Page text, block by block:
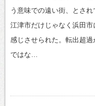
う意味での遠い街、とさ
江津市だけじゃなく浜田
感じさせられた。転出超
ではな…